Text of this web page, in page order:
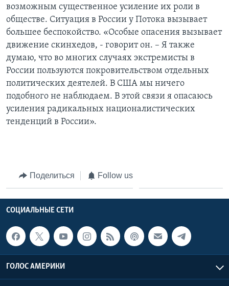
возможным существенное усиление их роли в
обществе. Ситуация в России у Потока вызывает
большее беспокойство. «Особые опасения вызывает
движение скинхедов, - говорит он. – Я также
думаю, что во многих случаях экстремисты в
России пользуются покровительством отдельных
политических деятелей. В США мы ничего
подобного не наблюдаем. В этой связи я опасаюсь
усиления радикальных националистических
тенденций в России».
Поделиться Follow us
СОЦИАЛЬНЫЕ СЕТИ
ГОЛОС АМЕРИКИ